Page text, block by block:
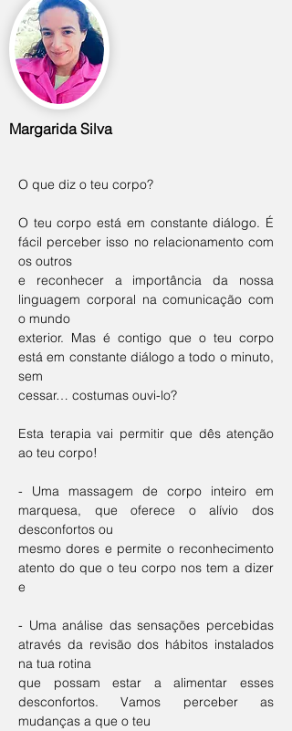
Margarida Silva
O que diz o teu corpo?
O teu corpo está em constante diálogo. É
fácil perceber isso no relacionamento com
os outros
e reconhecer a importância da nossa
linguagem corporal na comunicação com
o mundo
exterior. Mas é contigo que o teu corpo
está em constante diálogo a todo o minuto,
sem
cessar… costumas ouvi-lo?
Esta terapia vai permitir que dês atenção
ao teu corpo!
- Uma massagem de corpo inteiro em
marquesa, que oferece o alívio dos
desconfortos ou
mesmo dores e permite o reconhecimento
atento do que o teu corpo nos tem a dizer
e
- Uma análise das sensações percebidas
através da revisão dos hábitos instalados
na tua rotina
que possam estar a alimentar esses
desconfortos. Vamos perceber as
mudanças a que o teu